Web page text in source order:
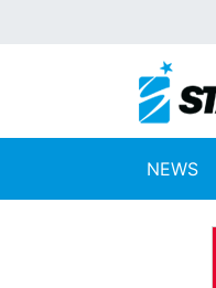
NEWS